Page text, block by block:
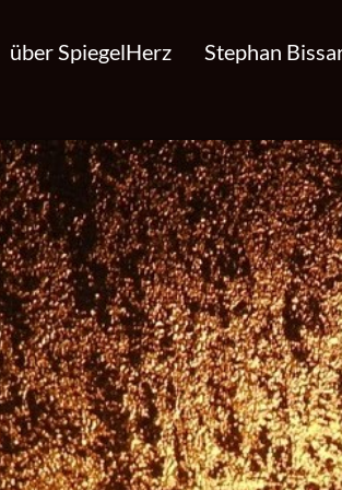
über SpiegelHerz Stephan